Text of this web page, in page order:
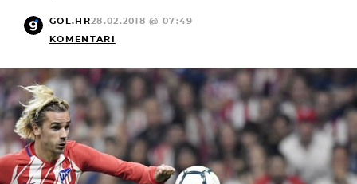
GOL.HR28.02.2018 @ 07:49
KOMENTARI